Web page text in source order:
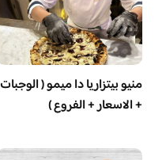
منيو بيتزاريا دا ميمو ( الوجبات
+ الاسعار + الفروع )